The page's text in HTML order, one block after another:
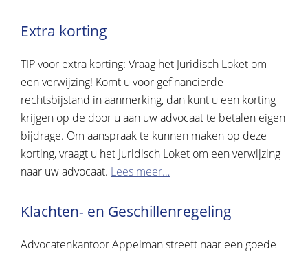
Extra korting
TIP voor extra korting: Vraag het Juridisch Loket om
een verwijzing! Komt u voor gefinancierde
rechtsbijstand in aanmerking, dan kunt u een korting
krijgen op de door u aan uw advocaat te betalen eigen
bijdrage. Om aanspraak te kunnen maken op deze
korting, vraagt u het Juridisch Loket om een verwijzing
naar uw advocaat. Lees meer…
Klachten- en Geschillenregeling
Advocatenkantoor Appelman streeft naar een goede